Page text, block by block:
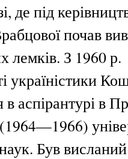
де під
почав
лемків. З 1960 р.
україністики
аспірантурі в
Був